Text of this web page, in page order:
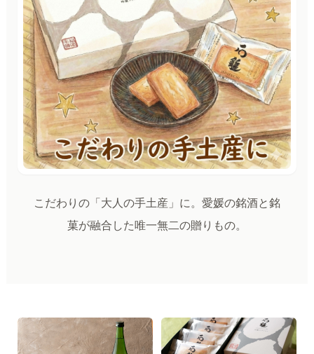
こだわりの「大人の手土産」に。愛媛の銘酒と銘
菓が融合した唯一無二の贈りもの。